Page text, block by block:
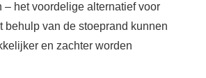
– het voordelige alternatief voor
behulp van de stoeprand kunnen
en zachter worden